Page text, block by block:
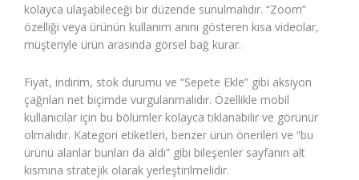
kolayca ulaşabileceği bir düzende sunulmalıdır. “Zoom”
özelliği veya ürünün kullanım anını gösteren kısa videolar,
müşteriyle ürün arasında görsel bağ kurar.
Fiyat, indirim, stok durumu ve “Sepete Ekle” gibi aksiyon
çağrıları net biçimde vurgulanmalıdır. Özellikle mobil
kullanıcılar için bu bölümler kolayca tıklanabilir ve görünür
olmalıdır. Kategori etiketleri, benzer ürün önerileri ve “bu
ürünü alanlar bunları da aldı” gibi bileşenler sayfanın alt
kısmına stratejik olarak yerleştirilmelidir.